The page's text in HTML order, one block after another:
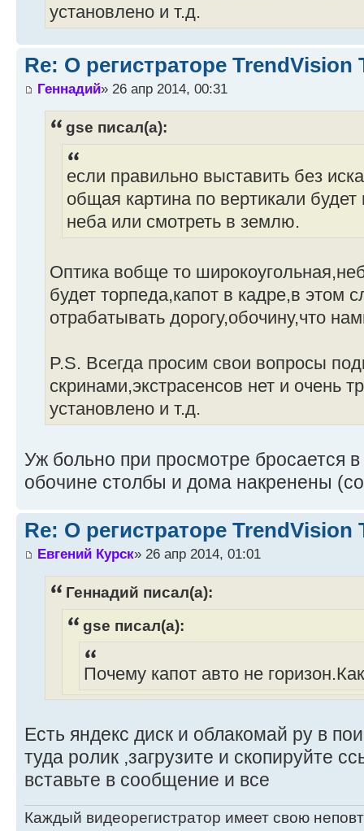
установлено и т.д.
Re: О регистраторе TrendVision
Геннадий» 26 апр 2014, 00:31
gse писал(а):
если правильно выставить без
общая картина по вертикали
неба или смотреть в землю.
Оптика вобще то
будет торпеда,капот в кадре,в этом
отрабатывать дорогу,обочину,что
P.S. Всегда просим свои вопросы
скринами,экстрасенсов нет и очень
установлено и т.д.
Уж больно при просмотре бросается в
обочине столбы и дома накренены
Re: О регистраторе TrendVision
Евгений Курск» 26 апр 2014, 01:01
Геннадий писал(а):
gse писал(а):
Почему капот авто не
Есть яндекс диск и облакомай ру в
туда ролик ,загрузите и скопируйте
вставьте в сообщение и все
Каждый видеорегистратор имеет свою